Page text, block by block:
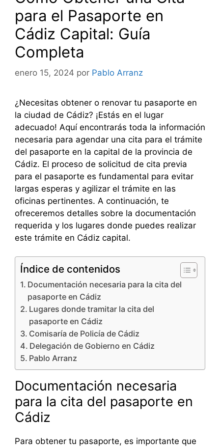
para el Pasaporte en
Cádiz Capital: Guía
Completa
enero 15, 2024 por Pablo Arranz
¿Necesitas obtener o renovar tu pasaporte en
la ciudad de Cádiz? ¡Estás en el lugar
adecuado! Aquí encontrarás toda la información
necesaria para agendar una cita para el trámite
del pasaporte en la capital de la provincia de
Cádiz. El proceso de solicitud de cita previa
para el pasaporte es fundamental para evitar
largas esperas y agilizar el trámite en las
oficinas pertinentes. A continuación, te
ofreceremos detalles sobre la documentación
requerida y los lugares donde puedes realizar
este trámite en Cádiz capital.
Índice de contenidos
Documentación necesaria para la cita del
pasaporte en Cádiz
Lugares donde tramitar la cita del
pasaporte en Cádiz
Comisaría de Policía de Cádiz
Delegación de Gobierno en Cádiz
Pablo Arranz
Documentación necesaria
para la cita del pasaporte en
Cádiz
Para obtener tu pasaporte, es importante que